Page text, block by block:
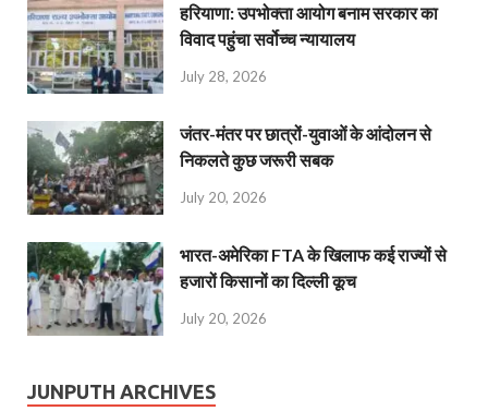
हरियाणा: उपभोक्ता आयोग बनाम सरकार का
विवाद पहुंचा सर्वोच्च न्यायालय
July 28, 2026
जंतर-मंतर पर छात्रों-युवाओं के आंदोलन से
निकलते कुछ जरूरी सबक
July 20, 2026
भारत-अमेरिका FTA के खिलाफ कई राज्यों से
हजारों किसानों का दिल्ली कूच
July 20, 2026
JUNPUTH ARCHIVES